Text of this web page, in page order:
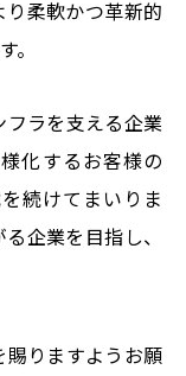
柔軟かつ革新的
。
ラを支える企業
化するお客様の
続けてまいりま
企業を目指し、
りますようお願